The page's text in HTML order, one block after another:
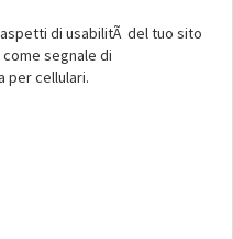
di usabilitÃ del tuo sito
segnale di
per cellulari.